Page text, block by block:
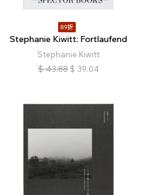
89折
Stephanie Kiwitt: Fortlaufend
Stephanie Kiwitt
$ 43.88 $ 39.04